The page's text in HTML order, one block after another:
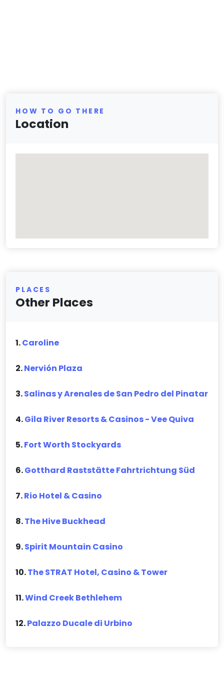
HOW TO GO THERE
Location
PLACES
Other Places
1.Caroline
2.Nervión Plaza
3.Salinas y Arenales de San Pedro del Pinatar
4.Gila River Resorts & Casinos - Vee Quiva
5.Fort Worth Stockyards
6.Gotthard Raststätte Fahrtrichtung Süd
7.Rio Hotel & Casino
8.The Hive Buckhead
9.Spirit Mountain Casino
10.The STRAT Hotel, Casino & Tower
11.Wind Creek Bethlehem
12.Palazzo Ducale di Urbino